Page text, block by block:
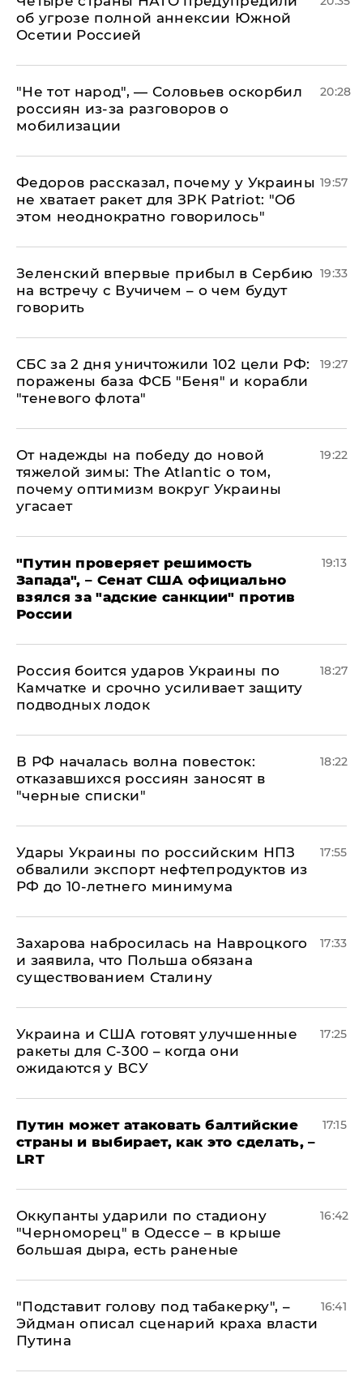
об угрозе полной аннексии Южной
Осетии Россией
​"Не тот народ", — Соловьев оскорбил
россиян из-за разговоров о
мобилизации
20:28
Федоров рассказал, почему у Украины
не хватает ракет для ЗРК Patriot: "Об
этом неоднократно говорилось"
19:57
Зеленский впервые прибыл в Сербию
на встречу с Вучичем – о чем будут
говорить
19:33
СБС за 2 дня уничтожили 102 цели РФ:
поражены база ФСБ "Беня" и корабли
"теневого флота"
19:27
От надежды на победу до новой
тяжелой зимы: The Atlantic о том,
почему оптимизм вокруг Украины
угасает
19:22
"Путин проверяет решимость
Запада", – Сенат США официально
взялся за "адские санкции" против
России
19:13
Россия боится ударов Украины по
Камчатке и срочно усиливает защиту
подводных лодок
18:27
​В РФ началась волна повесток:
отказавшихся россиян заносят в
"черные списки"
18:22
Удары Украины по российским НПЗ
обвалили экспорт нефтепродуктов из
РФ до 10-летнего минимума
17:55
​Захарова набросилась на Навроцкого
и заявила, что Польша обязана
существованием Сталину
17:33
Украина и США готовят улучшенные
ракеты для С-300 – когда они
ожидаются у ВСУ
17:25
Путин может атаковать балтийские
страны и выбирает, как это сделать, –
LRT
17:15
Оккупанты ударили по стадиону
"Черноморец" в Одессе – в крыше
большая дыра, есть раненые
16:42
​"Подставит голову под табакерку", –
Эйдман описал сценарий краха власти
Путина
16:41